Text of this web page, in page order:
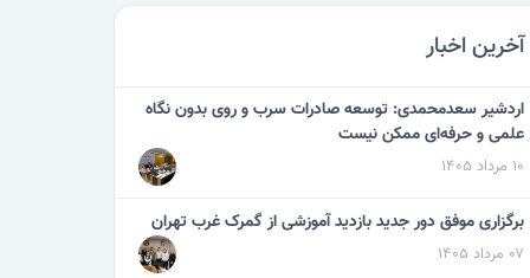
آخرین اخبار
اردشیر سعدمحمدی: توسعه صادرات سرب و روی بدون نگاه
علمی و حرفه‌ای ممکن نیست
۱۰ مرداد ۱۴۰۵
برگزاری موفق دور جدید بازدید آموزشی از گمرک غرب تهران
۰۷ مرداد ۱۴۰۵